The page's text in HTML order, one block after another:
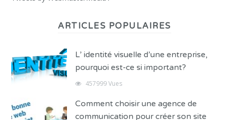
ARTICLES POPULAIRES
L’ identité visuelle d’une entreprise,
pourquoi est-ce si important?
457999 Vues
Comment choisir une agence de
communication pour créer son site